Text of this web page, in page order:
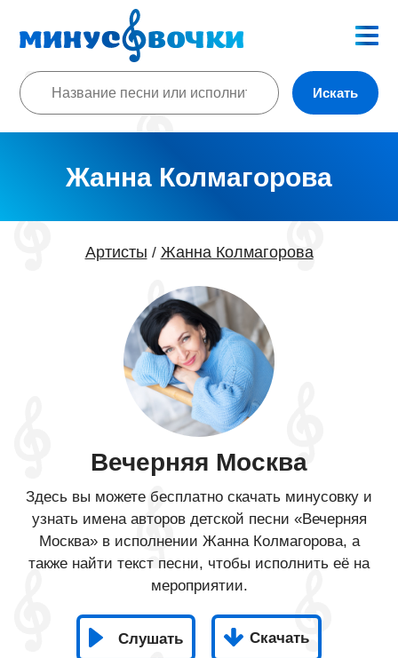
Искать
Жанна Колмагорова
Артисты / Жанна Колмагорова
Вечерняя Москва
Здесь вы можете бесплатно скачать минусовку и
узнать имена авторов детской песни «Вечерняя
Москва» в исполнении Жанна Колмагорова, а
также найти текст песни, чтобы исполнить её на
мероприятии.
Слушать Скачать